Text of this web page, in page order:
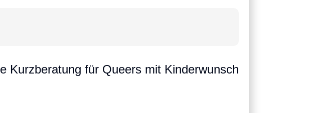
Kurzberatung für Queers mit Kinderwunsch